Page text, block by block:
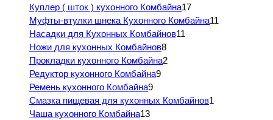
Куплер ( шток ) кухонного Комбайна17
Муфты-втулки шнека Кухонного Комбайна11
Насадки для Кухонных Комбайнов11
Ножи для кухонных Комбайнов8
Прокладки кухонного Комбайна2
Редуктор кухонного Комбайна9
Ремень кухонного Комбайна9
Смазка пищевая для кухонных Комбайнов1
Чаша кухонного Комбайна13